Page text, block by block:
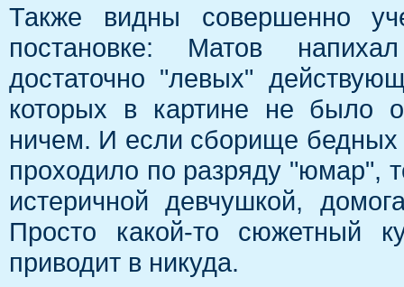
Также видны совершенно
постановке: Матов
достаточно "левых"
которых в картине не было
ничем. И если сборище
проходило по разряду "юмар",
истеричной девчушкой,
Просто какой-то сюжетный
приводит в никуда.